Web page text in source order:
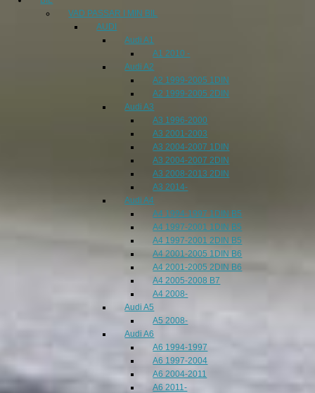
VAD PASSAR I MIN BIL
AUDI
Audi A1
A1 2010 -
Audi A2
A2 1999-2005 1DIN
A2 1999-2005 2DIN
Audi A3
A3 1996-2000
A3 2001-2003
A3 2004-2007 1DIN
A3 2004-2007 2DIN
A3 2008-2013 2DIN
A3 2014-
Audi A4
A4 1994-1997 1DIN B5
A4 1997-2001 1DIN B5
A4 1997-2001 2DIN B5
A4 2001-2005 1DIN B6
A4 2001-2005 2DIN B6
A4 2005-2008 B7
A4 2008-
Audi A5
A5 2008-
Audi A6
A6 1994-1997
A6 1997-2004
A6 2004-2011
A6 2011-